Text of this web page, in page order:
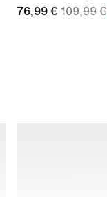
76,99 € 109,99 €